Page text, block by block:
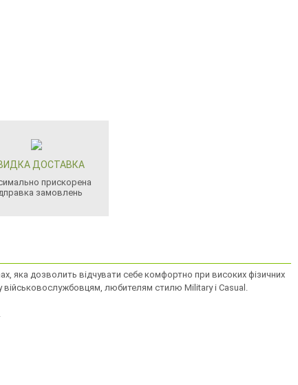
ДОСТАВКА
прискорена
замовлень
яка дозволить відчувати себе комфортно при високих фізичних
військовослужбовцям, любителям стилю Military і Casual.